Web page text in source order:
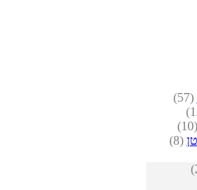
(57)
(10)
(8)